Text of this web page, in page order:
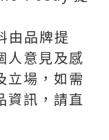
由品牌提
人意見及感
立場，如需
資訊，請直